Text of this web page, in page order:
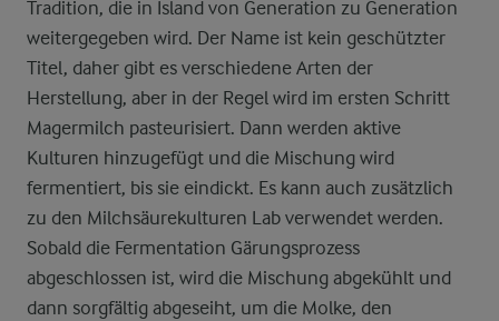
Tradition, die in Island von Generation zu Generation
weitergegeben wird. Der Name ist kein geschützter
Titel, daher gibt es verschiedene Arten der
Herstellung, aber in der Regel wird im ersten Schritt
Magermilch pasteurisiert. Dann werden aktive
Kulturen hinzugefügt und die Mischung wird
fermentiert, bis sie eindickt. Es kann auch zusätzlich
zu den Milchsäurekulturen Lab verwendet werden.
Sobald die Fermentation Gärungsprozess
abgeschlossen ist, wird die Mischung abgekühlt und
dann sorgfältig abgeseiht, um die Molke, den